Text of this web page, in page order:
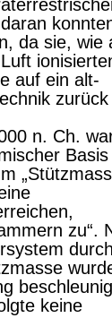
da sie, wie
auf ein alt­
n. Ch.
Basis
zu“.
keine